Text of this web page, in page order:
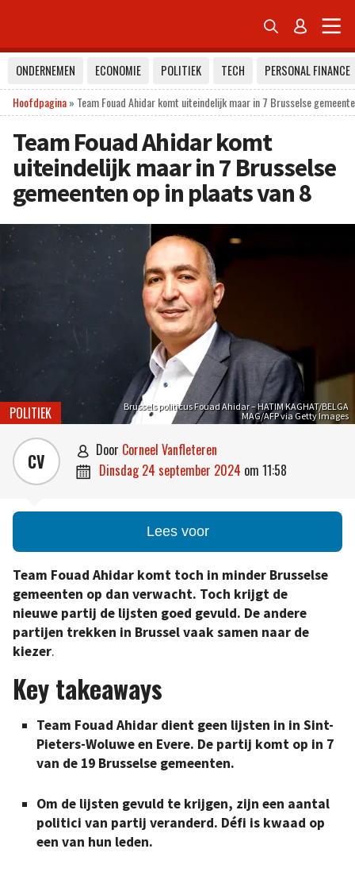
 
ONDERNEMEN ECONOMIE POLITIEK TECH
PERSONAL FINANCE
Hoofdpagina» Team Fouad Ahidar komt uiteindelijk maar in 7 Brusselse
Team Fouad Ahidar komt
uiteindelijk maar in 7 Brusselse
gemeenten op in plaats van 8
Brussels politicus Fouad Ahidar – HATIM KAGHAT/BELGA
MAG/AFP via Getty Images
POLITIEK
CV  door Corneel Vanfleteren
 dinsdag 24 september 2024 om 11:58
Lees voor
Team Fouad Ahidar komt toch in minder Brusselse
gemeenten op dan verwacht. Toch krijgt de
nieuwe partij de lijsten goed gevuld. De andere
partijen trekken in Brussel vaak samen naar de
kiezer.
Key takeaways
Team Fouad Ahidar dient geen lijsten in in Sint-
Pieters-Woluwe en Evere. De partij komt op in 7
van de 19 Brusselse gemeenten.
Om de lijsten gevuld te krijgen, zijn een aantal
politici van partij veranderd. Défi is kwaad op
een van hun leden.